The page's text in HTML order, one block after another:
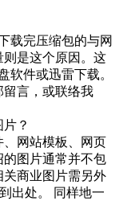
载完压缩包的与网
是这个原因。这
软件或迅雷下载。
留言，或联络我
？
网站模板、网页
图片通常并不包
商业图片需另外
出处。 同样地一